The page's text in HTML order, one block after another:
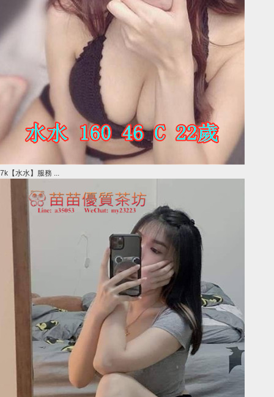
7k【水水】服務 ...